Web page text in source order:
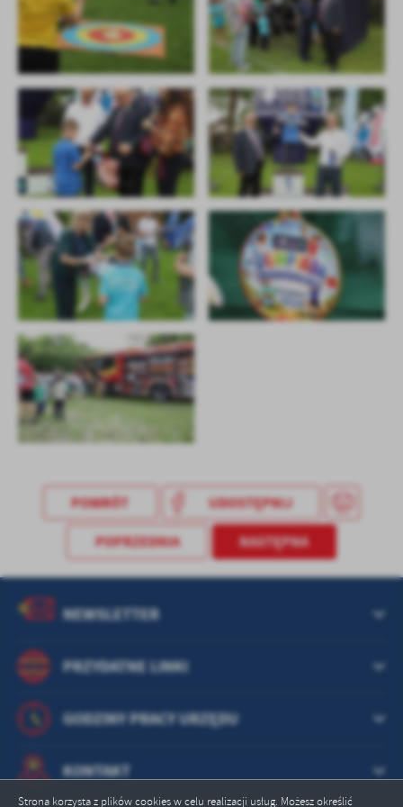
Strona korzysta z plików cookies w celu realizacji usług. Możesz określić
treści w postaci wiadomości, ofert, komunikatów mediów
społecznościowych.
POWRÓT UDOSTĘPNIJ
POPRZEDNIA NASTĘPNA
PRZYDATNE LINKI
NEWSLETTER
GODZINY PRACY URZĘDU
KONTAKT